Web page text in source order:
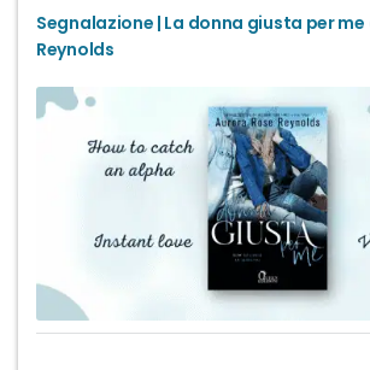
Segnalazione | La donna giusta per me
Reynolds